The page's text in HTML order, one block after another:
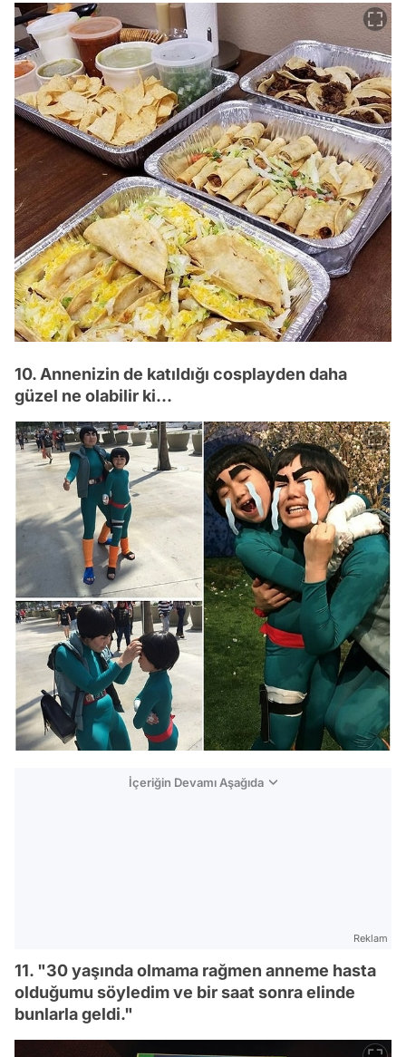
10. Annenizin de katıldığı cosplayden daha
güzel ne olabilir ki...
İçeriğin Devamı Aşağıda
Reklam
11. "30 yaşında olmama rağmen anneme hasta
olduğumu söyledim ve bir saat sonra elinde
bunlarla geldi."